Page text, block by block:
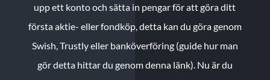
upp ett konto och sätta in pengar för att göra ditt
första aktie- eller fondköp, detta kan du göra genom
Swish, Trustly eller banköverföring (guide hur man
gör detta hittar du genom denna länk). Nu är du